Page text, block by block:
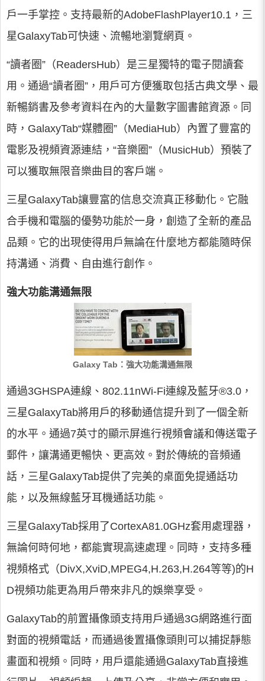
戶一手掌控。支持最新的AdobeFlashPlayer10.1，三
星GalaxyTab可快速、流暢地瀏覽網頁。
“讀者圈”（ReadersHub）是三星獨特的電子閱讀套
用。通過“讀者圈”，用戶可方便獲取包括古典文學、最
新暢銷書及參考資料在內的大量數字圖書館資源。同
時，GalaxyTab“媒體圈”（MediaHub）內置了豐富的
電影及視頻資源連結，“音樂圈”（MusicHub）預裝了
可以獲取無限音樂曲目的客戶端。
三星GalaxyTab讓豐富的信息交流真正移動化。它融
合手機和電腦的優勢功能於一身，創造了全新的產品
品類。它的出現使得用戶無論在什麼地方都能隨時保
持溝通、消費、自由進行創作。
強大功能溝通無限
Galaxy Tab：強大功能溝通無限
通過3GHSPA連線、802.11nWi-Fi連線及藍牙®3.0，
三星GalaxyTab將用戶的移動通信提升到了一個全新
的水平。通過7英寸的顯示屏進行視頻會議和傳送電子
郵件，讓溝通更暢快、更高效。對於傳統的音頻通
話，三星GalaxyTab提供了完美的桌面免提通話功
能，以及無線藍牙耳機通話功能。
三星GalaxyTab採用了CortexA81.0GHz套用處理器，
無論何時何地，都能實現高速處理。同時，支持多種
視頻格式（DivX,XviD,MPEG4,H.263,H.264等等)的H
D視頻功能更為用戶帶來非凡的娛樂享受。
GalaxyTab的前置攝像頭支持用戶通過3G網路進行面
對面的視頻電話，而通過後置攝像頭則可以捕捉靜態
畫面和視頻。同時，用戶還能通過GalaxyTab直接進